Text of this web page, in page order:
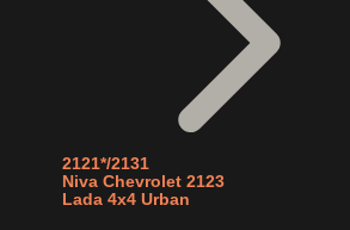
2121*/2131
Niva Chevrolet 2123
Lada 4x4 Urban